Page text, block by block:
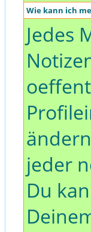
Wie kann ich
Jedes
jeder
Du